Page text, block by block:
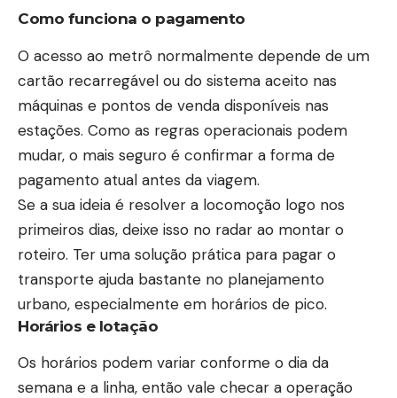
Como funciona o pagamento
O acesso ao metrô normalmente depende de um
cartão recarregável ou do sistema aceito nas
máquinas e pontos de venda disponíveis nas
estações. Como as regras operacionais podem
mudar, o mais seguro é confirmar a forma de
pagamento atual antes da viagem.
Se a sua ideia é resolver a locomoção logo nos
primeiros dias, deixe isso no radar ao montar o
roteiro. Ter uma solução prática para pagar o
transporte ajuda bastante no planejamento
urbano, especialmente em horários de pico.
Horários e lotação
Os horários podem variar conforme o dia da
semana e a linha, então vale checar a operação